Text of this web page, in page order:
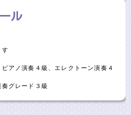
す
アノ演奏４級、エレクトーン演奏４
グレード３級